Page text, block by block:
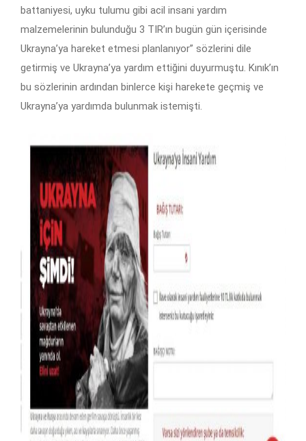
battaniyesi, uyku tulumu gibi acil insani yardım
malzemelerinin bulunduğu 3 TIR’ın bugün gün içerisinde
Ukrayna’ya hareket etmesi planlanıyor” sözlerini dile
getirmiş ve Ukrayna’ya yardım ettiğini duyurmuştu. Kınık’ın
bu sözlerinin ardından binlerce kişi harekete geçmiş ve
Ukrayna’ya yardımda bulunmak istemişti.